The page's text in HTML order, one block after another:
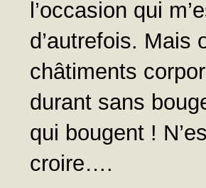
l’occasion qui
d’autrefois. Mais
châtiments
durant sans
qui bougent !
croire….